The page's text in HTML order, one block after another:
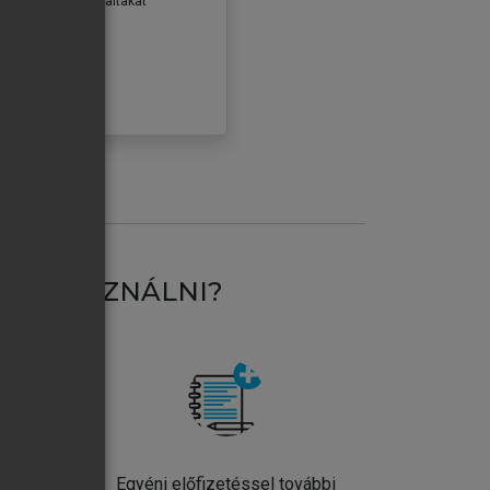
HASZNÁLNI?
Egyéni előfizetéssel további